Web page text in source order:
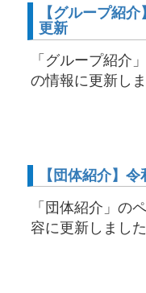
【グループ紹
更新
「グループ紹介
の情報に更新しま
【団体紹介】
「団体紹介」の
容に更新しました